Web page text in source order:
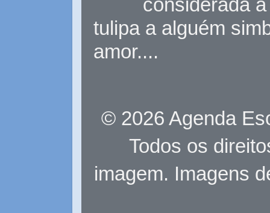
tulipa a alguém
amor....
© 2026 Agenda
Todos os
imagem. Imagens